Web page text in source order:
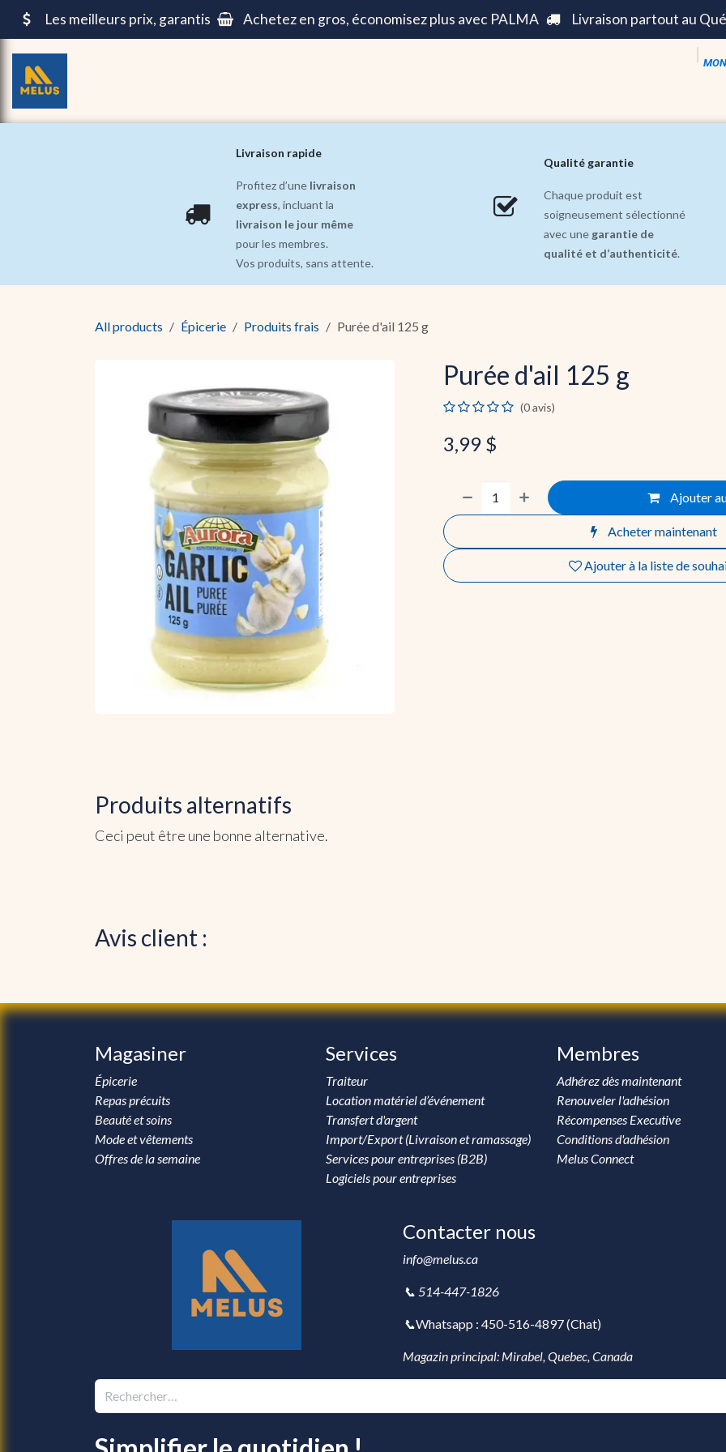
Se rendre au contenu
Les meilleurs prix, garantis Achetez en gros, économisez plus avec PALMA Livraison partout au
Épicerie
Livraison rapide
Profitez d’une livraison
express, incluant la
livraison le jour même
pour les membres.
Vos produits, sans attente.
Qualité garantie
Chaque produit est
soigneusement sélectionné
avec une garantie de
qualité et d’authenticité.
All products Épicerie Produits frais Purée d'ail 125 g
Purée d'ail 125 g
(0 avis)
3,99$
Ajouter
Acheter maintenant
Ajouter à la liste de
Produits alternatifs
Ceci peut être une bonne alternative.
Avis client :
Magasiner
Épicerie
Repas précuits
Beauté et soins
Mode et vêtements
Offres de la semaine
Services
Traiteur
Location matériel d’événement
Transfert d'argent
Import/Export (Livraison et ramassage)
Services pour entreprises (B2B)
Logiciels pour entreprises
Membres
Adhérez dès maintenant
Renouveler l'adhésion
Récompenses Executive
Conditions d'adhésion
Melus Connect
Contacter nous
info@melus.ca
📞 514-447-1826
📞Whatsapp : 450-516-4897 (Chat)
Magazin principal: Mirabel, Quebec, Canada